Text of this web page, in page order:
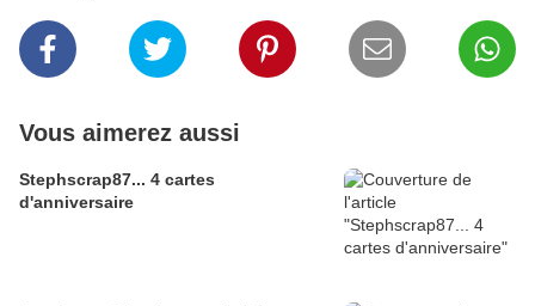
Vous aimerez aussi
Stephscrap87... 4 cartes
d'anniversaire